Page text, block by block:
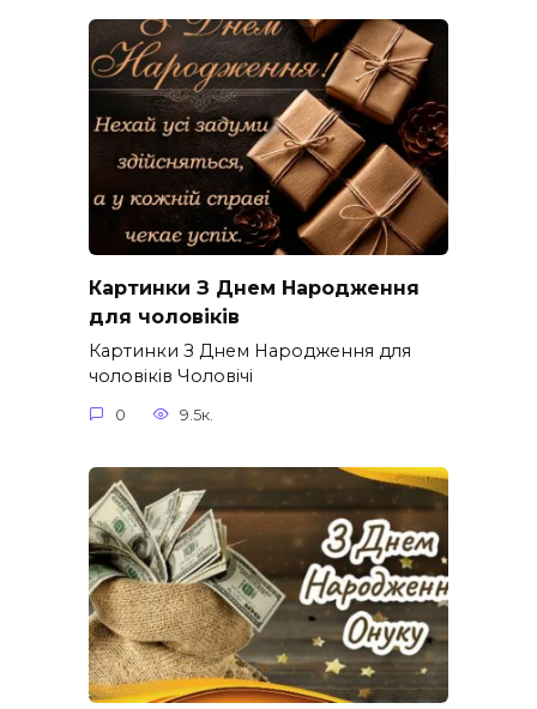
Картинки З Днем Народження
для чоловіків​
Картинки З Днем Народження для
чоловіків​ Чоловічі
0 9.5к.